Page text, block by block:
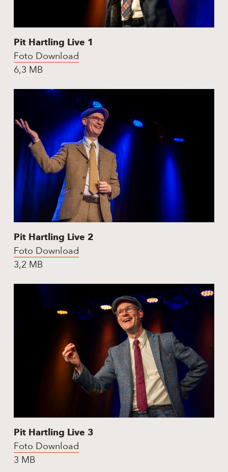
Pit Hartling Live 1
Foto Download
6,3 MB
Pit Hartling Live 2
Foto Download
3,2 MB
Pit Hartling Live 3
Foto Download
3 MB